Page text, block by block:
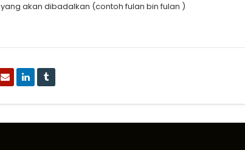
akan dibadalkan (contoh fulan bin fulan )